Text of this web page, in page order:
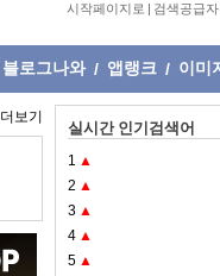
시작페이지로 | 검색공급
블로그나와 / 앱랭크 / 이미
더보기
실시간 인기검색어
1 ▲
2 ▲
3 ▲
4 ▲
5 ▲